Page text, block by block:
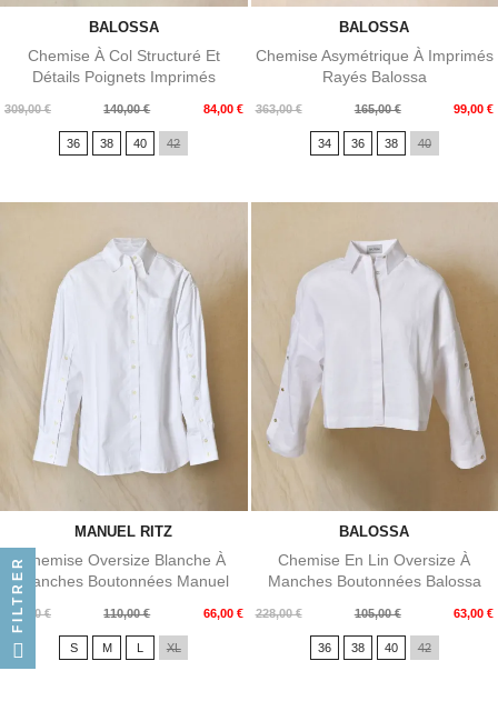
BALOSSA
Chemise À Col Structuré Et
Détails Poignets Imprimés
309,00 €
Prix
140,00 € 84,00 €
Prix
36 38 40 42
BALOSSA
Chemise Asymétrique À Imprimés
Rayés Balossa
363,00 €
Prix
165,00 € 99,00 €
Prix
34 36 38 40
MANUEL RITZ
Chemise Oversize Blanche À
Manches Boutonnées Manuel
200,00 €
Prix
de
base
110,00 € 66,00 €
Prix
S M L XL
BALOSSA
Chemise En Lin Oversize À
Manches Boutonnées Balossa
228,00 €
Prix
105,00 € 63,00 €
Prix
36 38 40 42
FILTRER